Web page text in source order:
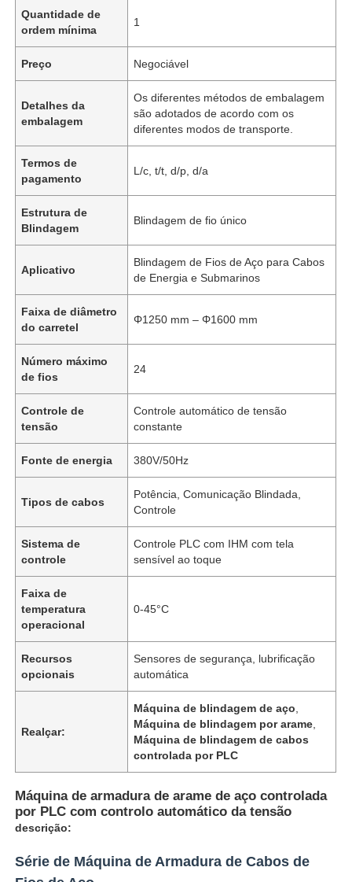
Quantidade de
ordem mínima
1
Preço Negociável
Detalhes da
embalagem
Os diferentes métodos de embalagem
são adotados de acordo com os
diferentes modos de transporte.
Termos de
pagamento
L/c, t/t, d/p, d/a
Estrutura de
Blindagem
Blindagem de fio único
Aplicativo
Blindagem de Fios de Aço para Cabos
de Energia e Submarinos
Faixa de diâmetro
do carretel
Φ1250 mm – Φ1600 mm
Número máximo
de fios
24
Controle de
tensão
Controle automático de tensão
constante
Fonte de energia 380V/50Hz
Tipos de cabos
Potência, Comunicação Blindada,
Controle
Sistema de
controle
Controle PLC com IHM com tela
sensível ao toque
Faixa de
temperatura
operacional
0-45°C
Recursos
opcionais
Sensores de segurança, lubrificação
automática
Realçar:
Máquina de blindagem de aço
Máquina de blindagem por arame
Máquina de blindagem de cabos
controlada por PLC
Máquina de armadura de arame de aço controlada
por PLC com controlo automático da tensão
descrição:
Série de Máquina de Armadura de Cabos de